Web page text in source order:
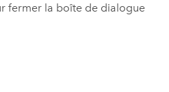
fermer la boîte de dialogue